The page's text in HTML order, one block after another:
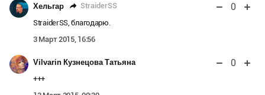
Хельгар StraiderSS 0
StraiderSS, благодарю.
3 Март 2015, 16:56
Vilvarin Кузнецова Татьяна 0
+++